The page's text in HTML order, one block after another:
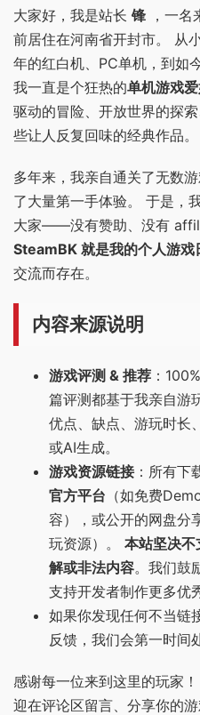
大家好，我是站长 锋 ，一名
前居住在河南省开封市。 从
年的红白机、PC单机，到如
我一直是个狂热的单机游戏
驱动的冒险、开放世界的探
些让人反复回味的经典作品。
多年来，我亲自通关了无数
了大量第一手体验。 于是，
大家——没有赞助、没有
SteamBK 就是我的个人游戏
交流而存在。
内容来源说明
游戏评测 & 推荐 ：
篇评测都基于我亲自游
优点、缺点、游玩时长
或AI生成。
游戏资源链接：所有下
官方平台 （如免费
容），或公开的网盘分
玩资源）。 本站坚决不
解或非法内容。我们鼓
支持开发者制作更多优
如果你发现任何不当链
反馈，我们会第一时间
感谢每一位来到这里的玩家
迎在评论区留言、分享你的